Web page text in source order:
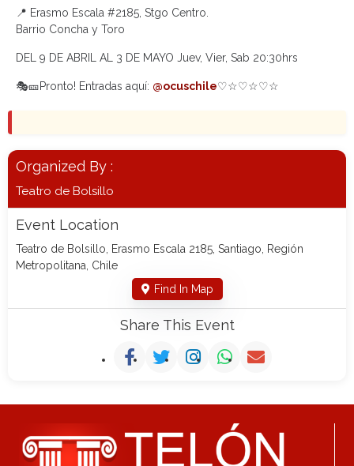
📍 Erasmo Escala #2185, Stgo Centro.
Barrio Concha y Toro
DEL 9 DE ABRIL AL 3 DE MAYO Juev, Vier, Sab 20:30hrs
🎭🎫Pronto! Entradas aquí: @ocuschile♡☆♡☆♡☆
Organized By :
Teatro de Bolsillo
Event Location
Teatro de Bolsillo, Erasmo Escala 2185, Santiago, Región
Metropolitana, Chile
Find In Map
Share This Event